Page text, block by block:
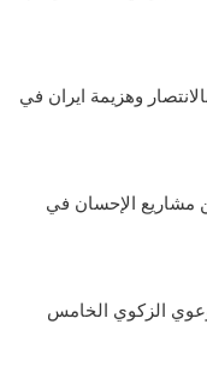
وهزيمة ايران في
مشاريع الإحسان في
الزكوي الخامس